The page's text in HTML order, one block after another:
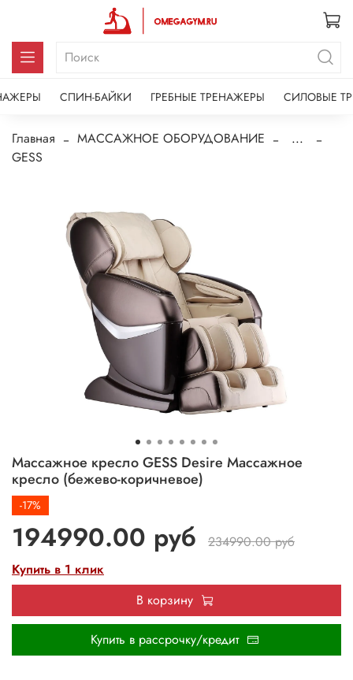
СПИН-БАЙКИ ГРЕБНЫЕ ТРЕНАЖЕРЫ СИЛОВЫЕ
Главная МАССАЖНОЕ ОБОРУДОВАНИЕ
...
GESS
Массажное кресло GESS Desire Массажное
кресло (бежево-коричневое)
-17%
194990.00 руб
234990.00 руб
Купить в 1 клик
В корзину
Купить в рассрочку/кредит